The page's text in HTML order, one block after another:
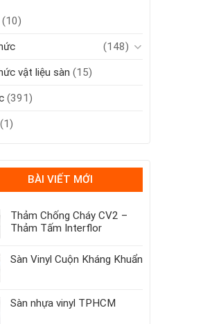
(10)
(148)
vật liệu sàn (15)
(391)
(1)
BÀI VIẾT MỚI
Thảm Chống Cháy CV2 –
Thảm Tấm Interflor
Sàn Vinyl Cuộn Kháng Khuẩn
Sàn nhựa vinyl TPHCM